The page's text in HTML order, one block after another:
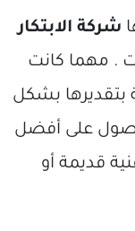
شركة الابتكار
. مهما كانت
بتقديرها بشكل
على أفضل
قديمة أو